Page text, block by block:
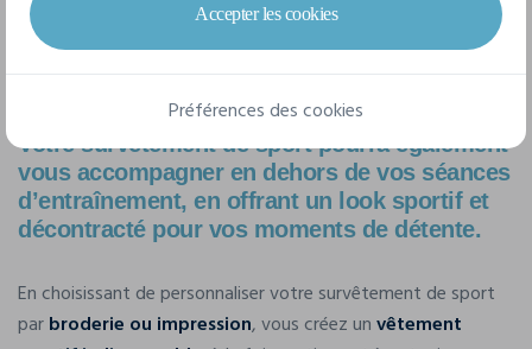
Les survêtements de sport que nous avons sélectionnés sont
conçus à partir de matériaux flexibles, offrant une grande
libertéde mouvement sans limiter votreperformance.
Votre survêtement de sport pourra également
vous accompagner en dehors de vos séances
d’entraînement, en offrant un look sportif et
décontracté pour vos moments de détente.
En choisissant de personnaliser votre survêtement de sport
parbroderie ou impression, vous créez unvêtement
Accepter les cookies
Préférences des cookies